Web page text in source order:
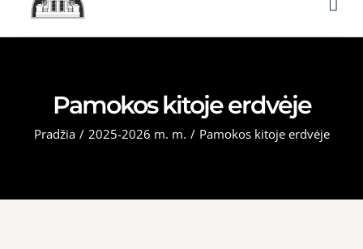
Pamokos kitoje erdvėje
Pradžia / 2025-2026 m. m. / Pamokos kitoje erdvėje